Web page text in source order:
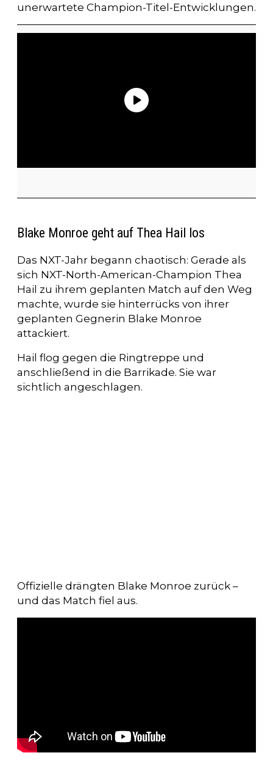
unerwartete Champion-Titel-Entwicklungen.
Blake Monroe geht auf Thea Hail los
Das NXT-Jahr begann chaotisch: Gerade als
sich NXT-North-American-Champion Thea
Hail zu ihrem geplanten Match auf den Weg
machte, wurde sie hinterrücks von ihrer
geplanten Gegnerin Blake Monroe
attackiert.
Hail flog gegen die Ringtreppe und
anschließend in die Barrikade. Sie war
sichtlich angeschlagen.
Offizielle drängten Blake Monroe zurück –
und das Match fiel aus.